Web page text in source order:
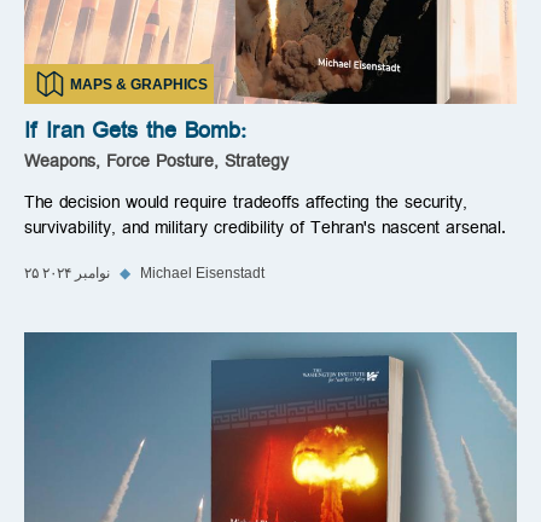
MAPS & GRAPHICS
If Iran Gets the Bomb:
Weapons, Force Posture, Strategy
The decision would require tradeoffs affecting the security,
survivability, and military credibility of Tehran's nascent arsenal.
۲۵ نوامبر ۲۰۲۴ ◆ Michael Eisenstadt